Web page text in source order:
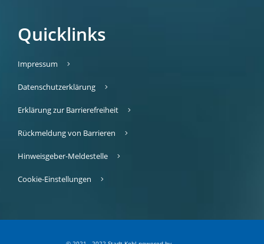
Quicklinks
Impressum
Datenschutzerklärung
Erklärung zur Barrierefreiheit
Rückmeldung von Barrieren
Hinweisgeber-Meldestelle
Cookie-Einstellungen